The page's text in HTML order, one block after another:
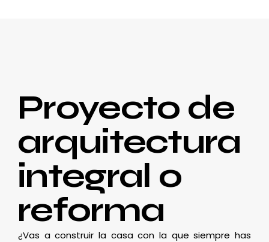
Proyecto de
arquitectura
integral o
reforma
¿Vas a construir la casa con la que siempre has